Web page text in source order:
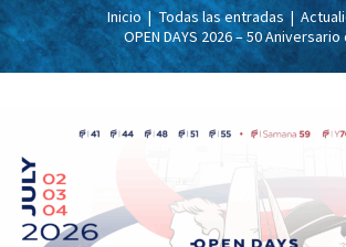
Inicio Todas las entradas
OPEN DAYS 2026 – 50 Aniversario